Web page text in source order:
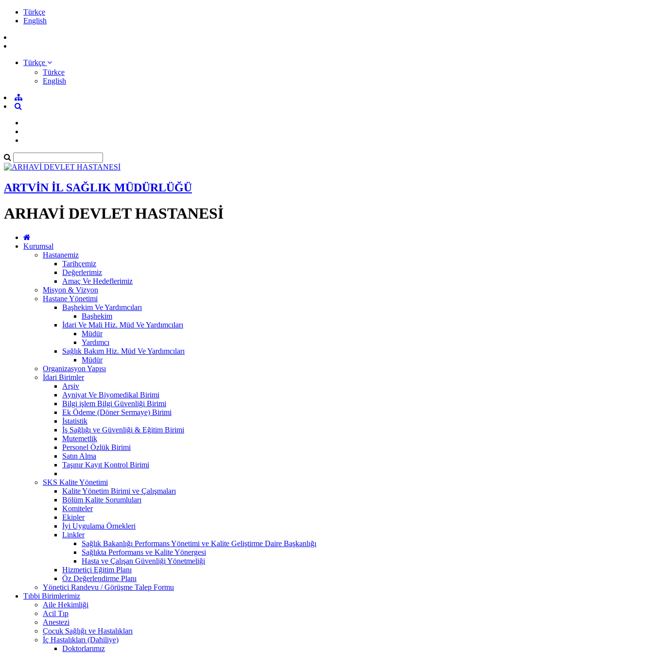
Türkçe
English
Türkçe
Türkçe
English
ARTVİN İL SAĞLIK MÜDÜRLÜĞÜ
ARHAVİ DEVLET HASTANESİ
Kurumsal
Hastanemiz
Tarihçemiz
Değerlerimiz
Amaç Ve Hedeflerimiz
Misyon & Vizyon
Hastane Yönetimi
Başhekim Ve Yardımcıları
Başhekim
İdari Ve Mali Hiz. Müd Ve Yardımcıları
Müdür
Yardımcı
Sağlık Bakım Hiz. Müd Ve Yardımcıları
Müdür
Organizasyon Yapısı
İdari Birimler
Arşiv
Ayniyat Ve Biyomedikal Birimi
Bilgi işlem Bilgi Güvenliği Birimi
Ek Ödeme (Döner Sermaye) Birimi
İstatistik
İş Sağlığı ve Güvenliği & Eğitim Birimi
Mutemetlik
Personel Özlük Birimi
Satın Alma
Taşınır Kayıt Kontrol Birimi
SKS Kalite Yönetimi
Kalite Yönetim Birimi ve Çalışmaları
Bölüm Kalite Sorumluları
Komiteler
Ekipler
İyi Uygulama Örnekleri
Linkler
Sağlık Bakanlığı Performans Yönetimi ve Kalite Geliştirme Daire Başkanlığı
Sağlıkta Performans ve Kalite Yönergesi
Hasta ve Çalışan Güvenliği Yönetmeliği
Hizmetiçi Eğitim Planı
Öz Değerlendirme Planı
Yönetici Randevu / Görüşme Talep Formu
Tıbbi Birimlerimiz
Aile Hekimliği
Acil Tıp
Anestezi
Çocuk Sağlığı ve Hastalıkları
İç Hastalıkları (Dahiliye)
Doktorlarımız